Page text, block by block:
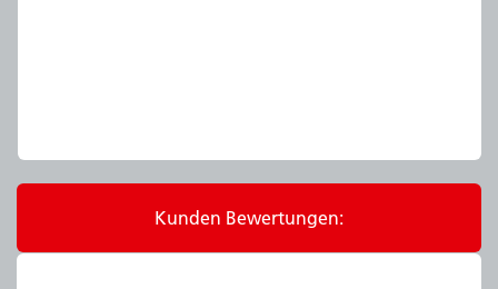
Kunden Bewertungen: